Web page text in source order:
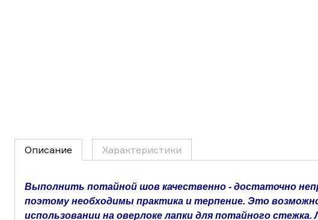
Описание Характеристики
Выполнить потайной шов качественно - достаточно
поэтому необходимы практика и терпение. Это
использовании на оверлоке лапки для потайного стежка.